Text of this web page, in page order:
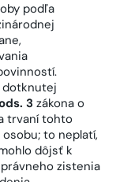
podľa
dotknutej
3 zákona o
trvaní tohto
to neplatí,
dôjsť k
zistenia